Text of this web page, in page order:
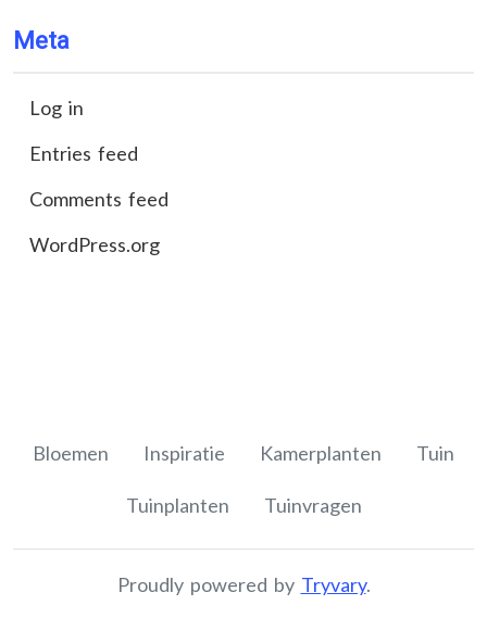
Meta
Log in
Entries feed
Comments feed
WordPress.org
Bloemen Inspiratie Kamerplanten Tuin
Tuinplanten Tuinvragen
Proudly powered by Tryvary.